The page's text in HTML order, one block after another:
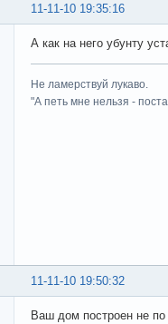
11-11-10 19:35:16
А как на него убунту
Не ламерствуй лукаво.
"А петь мне нельзя -
11-11-10 19:50:32
Ваш дом построен не